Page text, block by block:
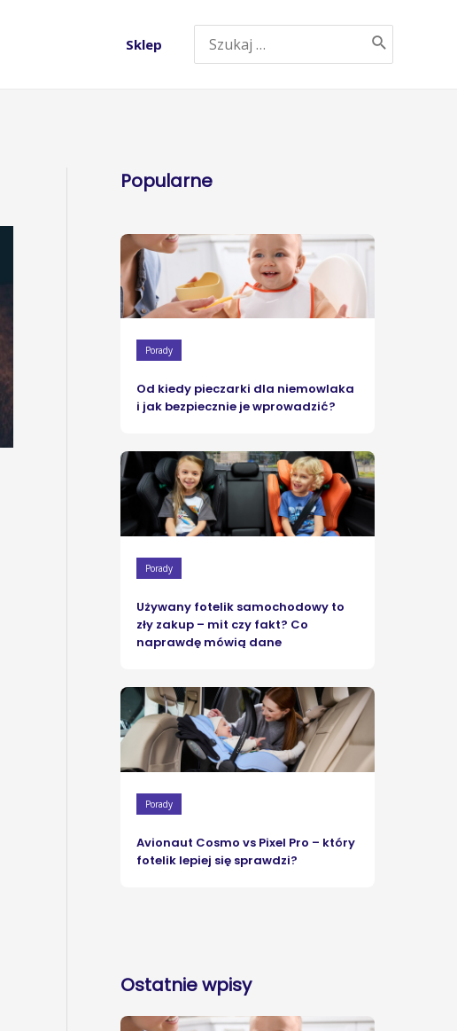
Sklep
Popularne
Porady
Od kiedy pieczarki dla niemowlaka
i jak bezpiecznie je wprowadzić?
Porady
Używany fotelik samochodowy to
zły zakup – mit czy fakt? Co
naprawdę mówią dane
Porady
Avionaut Cosmo vs Pixel Pro – który
fotelik lepiej się sprawdzi?
Ostatnie wpisy